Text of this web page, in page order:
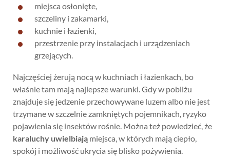
miejsca osłonięte,
szczeliny i zakamarki,
kuchnie i łazienki,
przestrzenie przy instalacjach i urządzeniach
grzejących.
Najczęściej żerują nocą w kuchniach i łazienkach, bo
właśnie tam mają najlepsze warunki. Gdy w pobliżu
znajduje się jedzenie przechowywane luzem albo nie jest
trzymane w szczelnie zamkniętych pojemnikach, ryzyko
pojawienia się insektów rośnie. Można też powiedzieć, że
karaluchy uwielbiają miejsca, w których mają ciepło,
spokój i możliwość ukrycia się blisko pożywienia.